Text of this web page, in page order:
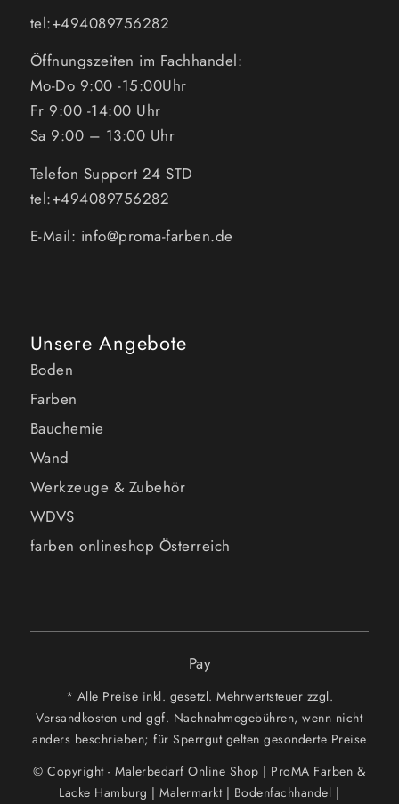
tel:+494089756282
Öffnungszeiten im Fachhandel:
Mo-Do 9:00 -15:00Uhr
Fr 9:00 -14:00 Uhr
Sa 9:00 – 13:00 Uhr
Telefon Support 24 STD
tel:+494089756282
E-Mail: info@proma-farben.de
Unsere Angebote
Boden
Farben
Bauchemie
Wand
Werkzeuge & Zubehör
WDVS
farben onlineshop Österreich
Pay
* Alle Preise inkl. gesetzl. Mehrwertsteuer zzgl.
Versandkosten und ggf. Nachnahmegebühren, wenn nicht
anders beschrieben; für Sperrgut gelten gesonderte Preise
© Copyright - Malerbedarf Online Shop | ProMA Farben &
Lacke Hamburg | Malermarkt | Bodenfachhandel |